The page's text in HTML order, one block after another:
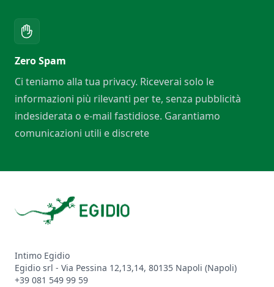
Zero Spam
Ci teniamo alla tua privacy. Riceverai solo le
informazioni più rilevanti per te, senza pubblicità
indesiderata o e-mail fastidiose. Garantiamo
comunicazioni utili e discrete
Intimo Egidio
Egidio srl - Via Pessina 12,13,14, 80135 Napoli (Napoli)
+39 081 549 99 59